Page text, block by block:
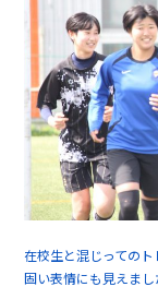
在校生と混じっての
固い表情にも見えまし